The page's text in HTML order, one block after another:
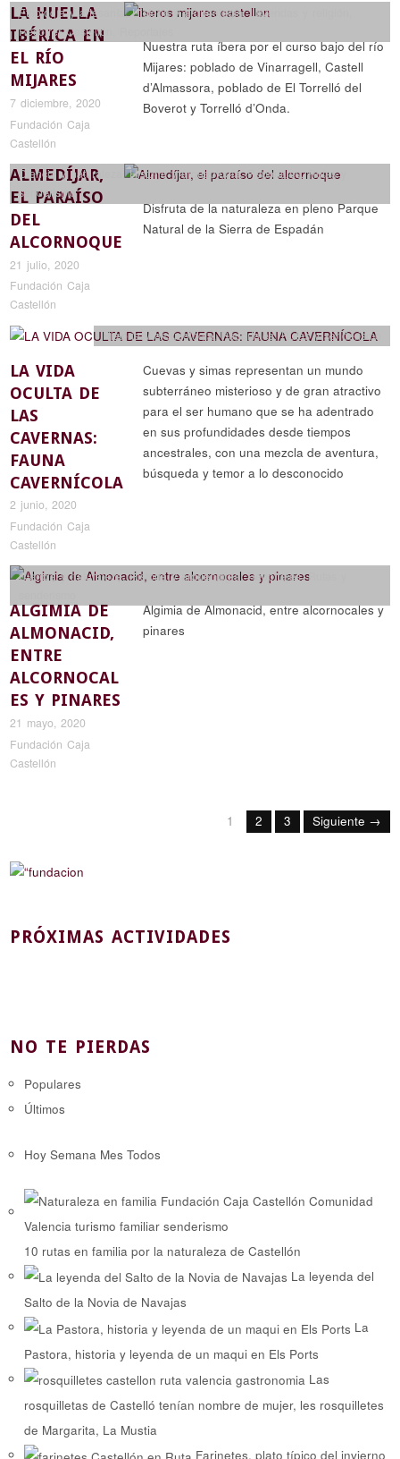
LA HUELLA
IBÉRICA EN
EL RÍO
MIJARES
7 diciembre, 2020
Fundación Caja
Castellón
Etnología y artesanía,Historia y arqueología,Leyendas y religión
Recorrer Castellón
Nuestra ruta íbera por el curso bajo del río
Mijares: poblado de Vinarragell, Castell
d’Almassora, poblado de El Torrelló del
Boverot y Torrelló d’Onda.
ALMEDÍJAR,
EL PARAÍSO
DEL
ALCORNOQUE
21 julio, 2020
Fundación Caja
Castellón
Ciencia y naturaleza ,Historia y arqueología,Reportajes,Rutas y
senderismo
Disfruta de la naturaleza en pleno Parque
Natural de la Sierra de Espadán
LA VIDA
OCULTA DE
LAS
CAVERNAS:
FAUNA
CAVERNÍCOLA
2 junio, 2020
Fundación Caja
Castellón
Historia y arqueología,Reportajes,Rutas y senderismo
Cuevas y simas representan un mundo
subterráneo misterioso y de gran atractivo
para el ser humano que se ha adentrado
en sus profundidades desde tiempos
ancestrales, con una mezcla de aventura,
búsqueda y temor a lo desconocido
ALGIMIA DE
ALMONACID,
ENTRE
ALCORNOCAL
ES Y PINARES
21 mayo, 2020
Fundación Caja
Castellón
Ciencia y naturaleza,Historia y arqueología,Reportajes,Rutas y
Algimia de Almonacid, entre alcornocales y
pinares
1 2 3 Siguiente →
PRÓXIMAS ACTIVIDADES
NO TE PIERDAS
Populares
Últimos
Hoy Semana Mes Todos
10 rutas en familia por la naturaleza de Castellón
La leyenda del
Salto de la Novia de Navajas
La
Pastora, historia y leyenda de un maqui en Els Ports
Las
rosquilletas de Castelló tenían nombre de mujer, les rosquilletes
de Margarita, La Mustia
Farinetes, plato típico del invierno